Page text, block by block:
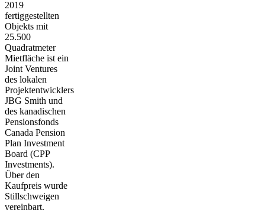
2019
fertiggestellten
Objekts mit
25.500
Quadratmeter
Mietfläche ist ein
Joint Ventures
des lokalen
Projektentwicklers
JBG Smith und
des kanadischen
Pensionsfonds
Canada Pension
Plan Investment
Board (CPP
Investments).
Über den
Kaufpreis wurde
Stillschweigen
vereinbart.